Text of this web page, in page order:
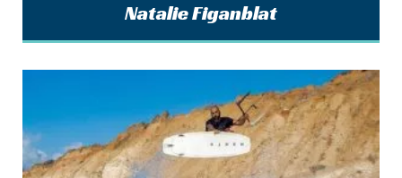
Natalie Figanblat